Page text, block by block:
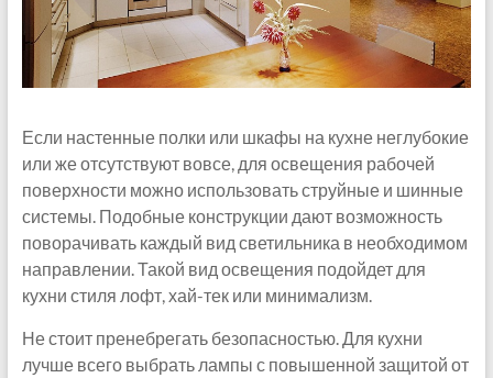
Если настенные полки или шкафы на кухне неглубокие
или же отсутствуют вовсе, для освещения рабочей
поверхности можно использовать струйные и шинные
системы. Подобные конструкции дают возможность
поворачивать каждый вид светильника в необходимом
направлении. Такой вид освещения подойдет для
кухни стиля лофт, хай-тек или минимализм.
Не стоит пренебрегать безопасностью. Для кухни
лучше всего выбрать лампы с повышенной защитой от